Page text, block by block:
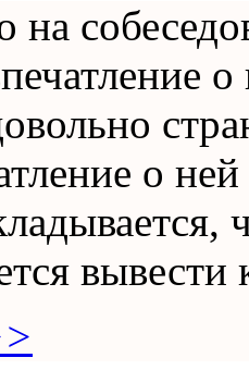
на
о
вывести